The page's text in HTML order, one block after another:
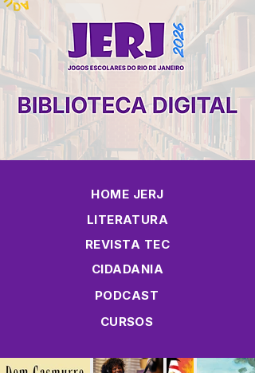
HOME JERJ
LITERATURA
REVISTA TEC
CIDADANIA
PODCAST
CURSOS